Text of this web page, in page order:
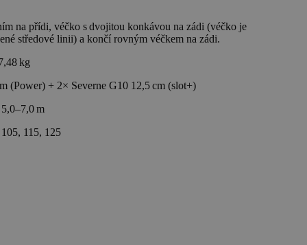
na přídi, véčko s dvojitou konkávou na zádi (véčko je
středové linii) a končí rovným véčkem na zádi.
kg
(Power) + 2× Severne G10 12,5 cm (slot+)
5,0–7,0 m
115, 125